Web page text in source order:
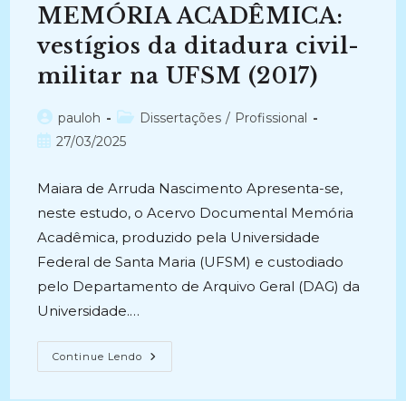
MEMÓRIA ACADÊMICA:
vestígios da ditadura civil-
militar na UFSM (2017)
Autor
do
pauloh
Categoria
do
Dissertações / Profissional
Post27/03/2025
Maiara de Arruda Nascimento Apresenta-se,
neste estudo, o Acervo Documental Memória
Acadêmica, produzido pela Universidade
Federal de Santa Maria (UFSM) e custodiado
pelo Departamento de Arquivo Geral (DAG) da
Universidade.…
Continue Lendo ARRANJO
E